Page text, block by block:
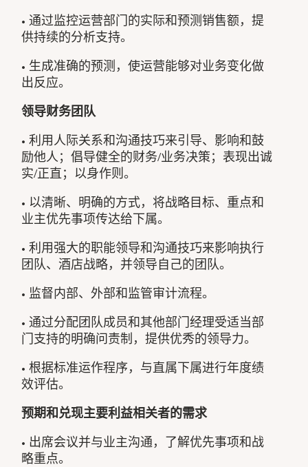
• 通过监控运营部门的实际和预测销售额，提
供持续的分析支持。
• 生成准确的预测，使运营能够对业务变化做
出反应。
领导财务团队
• 利用人际关系和沟通技巧来引导、影响和鼓
励他人；倡导健全的财务/业务决策；表现出诚
实/正直；以身作则。
• 以清晰、明确的方式，将战略目标、重点和
业主优先事项传达给下属。
• 利用强大的职能领导和沟通技巧来影响执行
团队、酒店战略，并领导自己的团队。
• 监督内部、外部和监管审计流程。
• 通过分配团队成员和其他部门经理受适当部
门支持的明确问责制，提供优秀的领导力。
• 根据标准运作程序，与直属下属进行年度绩
效评估。
预期和兑现主要利益相关者的需求
• 出席会议并与业主沟通，了解优先事项和战
略重点。